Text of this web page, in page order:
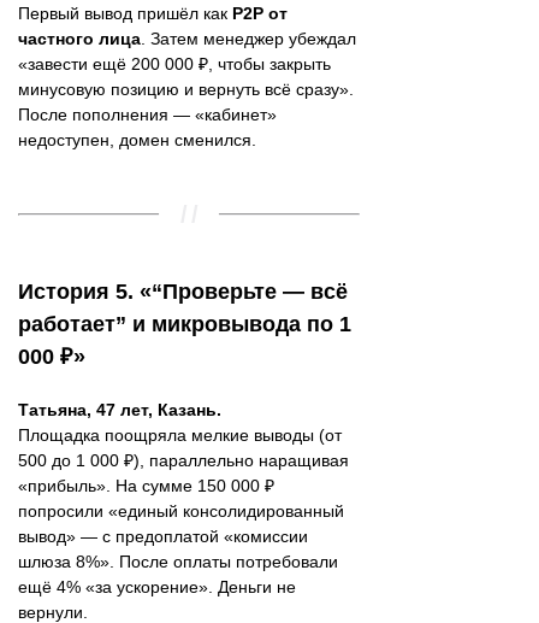
Первый вывод пришёл как P2P от
частного лица. Затем менеджер убеждал
«завести ещё 200 000 ₽, чтобы закрыть
минусовую позицию и вернуть всё сразу».
После пополнения — «кабинет»
недоступен, домен сменился.
История 5. «“Проверьте — всё
работает” и микровывода по 1
000 ₽»
Татьяна, 47 лет, Казань.
Площадка поощряла мелкие выводы (от
500 до 1 000 ₽), параллельно наращивая
«прибыль». На сумме 150 000 ₽
попросили «единый консолидированный
вывод» — с предоплатой «комиссии
шлюза 8%». После оплаты потребовали
ещё 4% «за ускорение». Деньги не
вернули.